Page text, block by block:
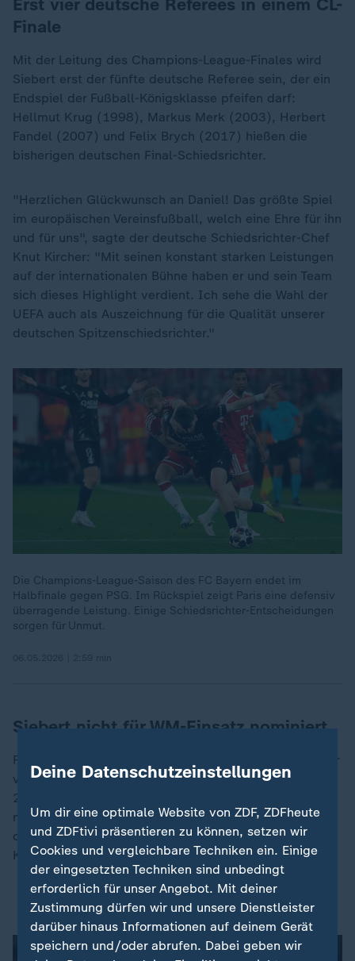
Erst vier deutsche Referees in einem CL-
Finale
Mit der Leitung des Champions-League-Finales wird
Siebert erst der fünfte deutsche Referee sein, der ein
Endspiel der Fußball-Königsklasse pfeifen darf:
Hellmut Krug (1998), Markus Merk (2003), Herbert
Fandel (2007) und Felix Brych (2017) hießen die
bisherigen deutschen Final-Schiedsrichter.
"Herzlichen Glückwunsch an Daniel! Das größte Spiel
im europäischen Vereinsfußball, welch eine Ehre für ihn
und für uns", sagte der deutsche Schiedsrichter-Chef
Knut Kircher: "Mit seinen konstant starken Leistungen
auf der internationalen Bühne haben er und sein Team
sich dieses Highlight verdient. Ich sehe die Wahl der
UEFA auch als Auszeichnung für die Qualität unserer
deutschen Spitzenschiedsrichter."
Die Champions-League-Saison des FC Bayern endet im
Halbfinale gegen PSG. Im Rückspiel zeigt Paris eine defensiv
überragende Leistung. Einige Schiedsrichter-Entscheidungen
sorgen für Unmut.
Siebert nicht für WM-Einsatz nominiert
Für die
in diesem Sommer war Siebert, der
vor vier Jahren bei der WM in Katar sowie bei der EM
2024 Spiele geleitet hatte, von der FIFA nicht
nominiert worden. Felix Zwayer wird der einzige
deutsche Schiedsrichter bei der WM in den USA,
Kanada und Mexiko sein.
Zwayer einziger deutscher WM-Schiedsrichter
Deine Datenschutzeinstellungen
Um dir eine optimale Website von ZDF, ZDFheute
und ZDFtivi präsentieren zu können, setzen wir
Cookies und vergleichbare Techniken ein. Einige
der eingesetzten Techniken sind unbedingt
erforderlich für unser Angebot. Mit deiner
Zustimmung dürfen wir und unsere Dienstleister
darüber hinaus Informationen auf deinem Gerät
speichern und/oder abrufen. Dabei geben wir